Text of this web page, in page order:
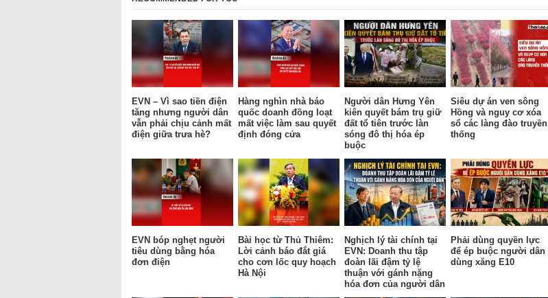
EVN – Vì sao tiền điện
tăng nhưng người dân
vẫn phải chịu cảnh mất
điện giữa trưa hè?
Hàng nghìn nhà báo
quốc doanh đồng loạt
mất việc làm sau quyết
định đóng cửa
Người dân Hưng Yên
kiên quyết bám trụ giữ
đất tổ tiên trước làn
sóng đô thị hóa ép
buộc
Siêu dự án ven sông
Hồng và nguy cơ xóa
sổ các làng đào truyền
thống
EVN bóp nghẹt người
tiêu dùng bằng hóa
đơn điện
Bài học từ Thủ Thiêm:
Lời cảnh báo đắt giá
cho cơn lốc quy hoạch
Hà Nội
Nghịch lý tài chính tại
EVN: Doanh thu tập
đoàn lãi đậm tỷ lệ
thuận với gánh nặng
hóa đơn của người dân
Phải dùng quyền lực
để ép buộc người dân
dùng xăng E10